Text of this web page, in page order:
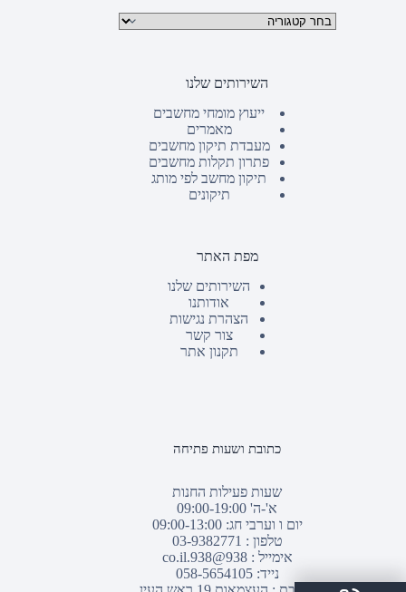
קטגוריות מוצרים
השירותים שלנו
ייעוץ מומחי מחשבים
מאמרים
מעבדת תיקון מחשבים
פתרון תקלות מחשבים
תיקון מחשב לפי מותג
תיקונים
מפת האתר
השירותים שלנו
אודותנו
הצהרת נגישות
צור קשר
תקנון אתר
כתובת ושעות פתיחה
שעות פעילות החנות
א'-ה' 09:00-19:00
יום ו וערבי חג: 09:00-13:00
טלפון : 03-9382771
אימייל :938@938.co.il
נייד: 058-5654105